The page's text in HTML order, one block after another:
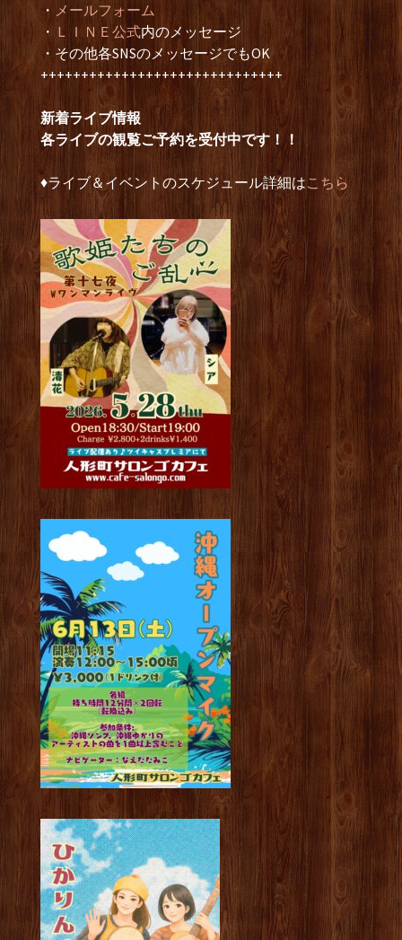
・ メールフォーム
・ ＬＩＮＥ公式内のメッセージ
・その他各SNSのメッセージでもOK
++++++++++++++++++++++++++++++
新着ライブ情報
各ライブの観覧ご予約を受付中です！！
♦︎ライブ＆イベントのスケジュール詳細はこちら